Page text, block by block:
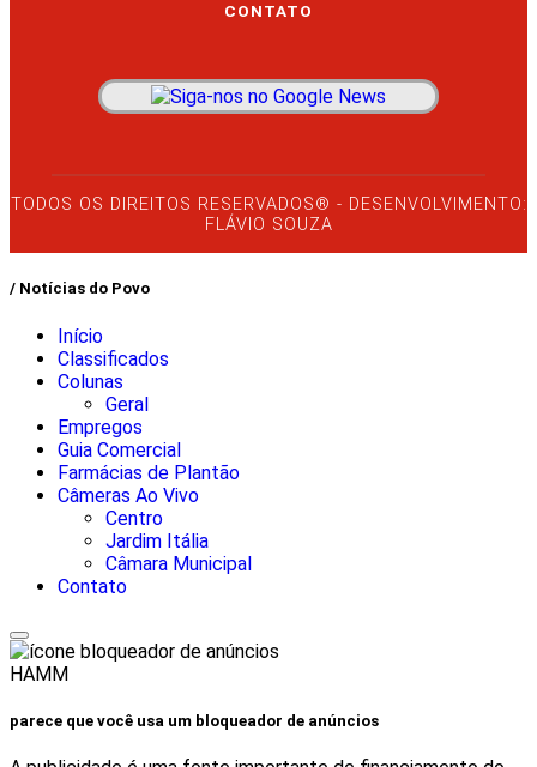
CONTATO
TODOS OS DIREITOS RESERVADOS® - DESENVOLVIMENTO:
FLÁVIO SOUZA
/ Notícias do Povo
Início
Classificados
Colunas
Geral
Empregos
Guia Comercial
Farmácias de Plantão
Câmeras Ao Vivo
Centro
Jardim Itália
Câmara Municipal
Contato
HAMM
parece que você usa um bloqueador de anúncios